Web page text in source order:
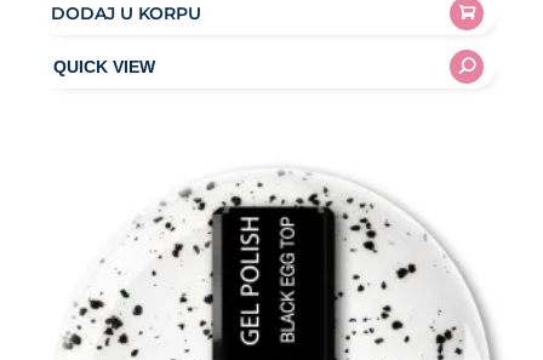
DODAJ U KORPU